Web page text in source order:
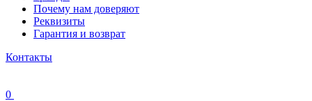
Почему нам доверяют
Реквизиты
Гарантия и возврат
Контакты
0